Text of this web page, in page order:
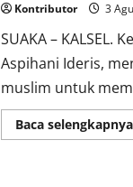
Kontributor 3
SUAKA – KALSEL.
Aspihani Ideris,
muslim untuk
Baca